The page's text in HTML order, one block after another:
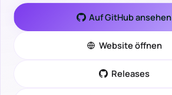
Auf GitHub ansehen
Website öffnen
Releases